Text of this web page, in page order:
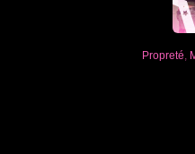
Propreté